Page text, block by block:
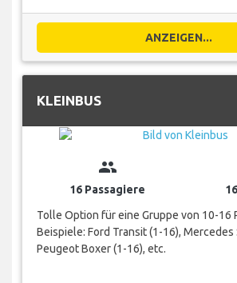
ANZEIGEN...
KLEINBUS
group
16 Passagiere
Tolle Option für eine Gruppe von 10-16
Beispiele: Ford Transit (1-16), Mercedes
Peugeot Boxer (1-16), etc.